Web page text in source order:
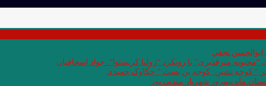
ابوالحسن نجفي
میرقدیری” با رویکرد “ژولیا کریستوا”. جواد اسحاقیان
” کوچه نشین ِ کوچه بن بست ” چکاوک حمیدی
ماه نیمروز شهریار مندنی پور